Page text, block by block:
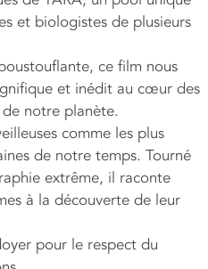
et biologistes de plusieurs
ce film nous
et inédit au cœur des
notre planète.
comme les plus
de notre temps. Tourné
extrême, il raconte
à la découverte de leur
pour le respect du